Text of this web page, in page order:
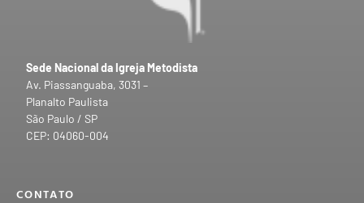
Sede Nacional da Igreja Metodista
Av. Piassanguaba, 3031 –
Planalto Paulista
São Paulo / SP
CEP: 04060-004
CONTATO